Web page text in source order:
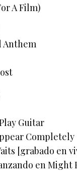
A Film)
Anthem
Guitar
Completely
[grabado en
en Might